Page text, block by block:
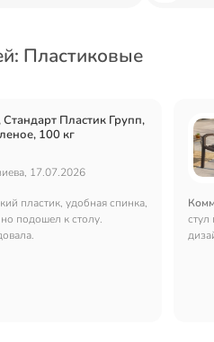
Пластиковые
Пластик Групп,
100 кг
17.07.2026
пластик, удобная спинка,
подошел к столу.